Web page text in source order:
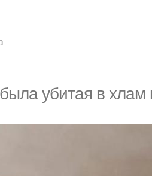
убитая в хлам